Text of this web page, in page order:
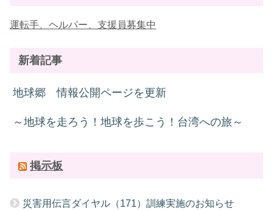
運転手、ヘルパー、支援員募集中
新着記事
地球郷 情報公開ページを更新
～地球を走ろう！地球を歩こう！台湾への旅～
掲示板
災害用伝言ダイヤル（171）訓練実施のお知らせ